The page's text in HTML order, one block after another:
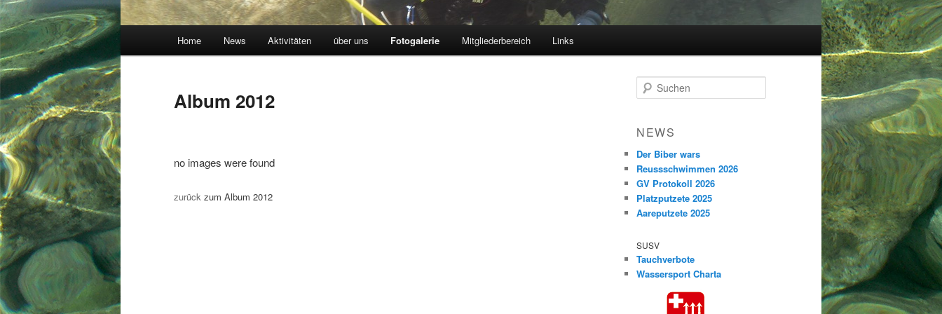
Home News Aktivitäten über uns Fotogalerie Mitgliederbereich Links
Album 2012
no images were found
zurück zum Album 2012
u
e
n
NEWS
Der Biber wars
Reussschwimmen 2026
GV Protokoll 2026
Platzputzete 2025
Aareputzete 2025
SUSV
Tauchverbote
Wassersport Charta